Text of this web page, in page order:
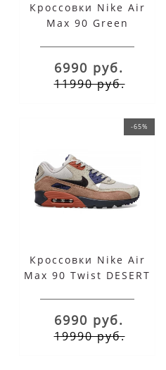
Кроссовки Nike Air
Max 90 Green
6990 руб.
11990 руб.
-65%
Кроссовки Nike Air
Max 90 Twist DESERT
6990 руб.
19990 руб.